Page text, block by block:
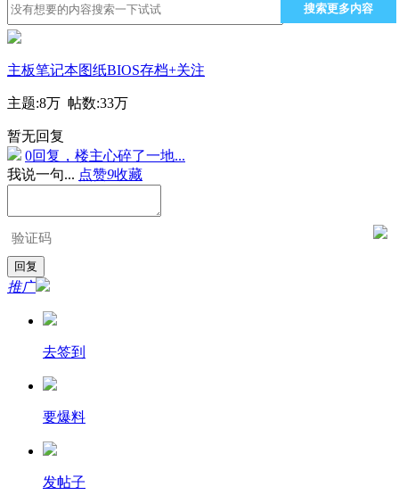
搜索更多内容
主板笔记本图纸BIOS存档+关注
主题:8万 帖数:33万
暂无回复
0回复，楼主心碎了一地...
我说一句... 点赞9收藏
推广
去签到
要爆料
发帖子